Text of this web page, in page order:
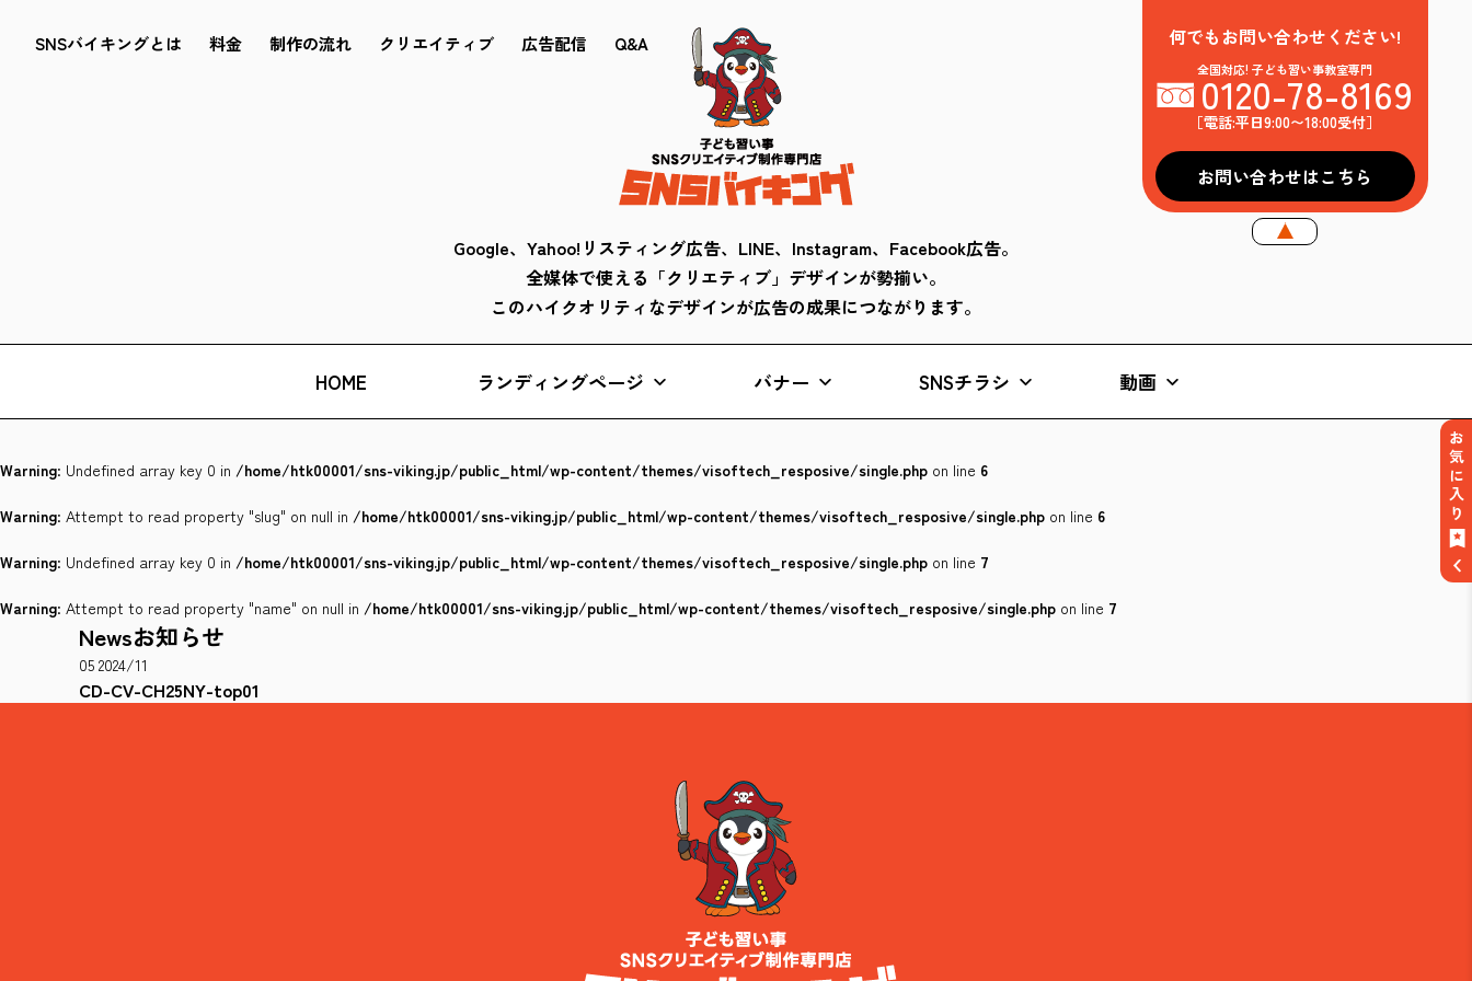
Google、Yahoo!リスティング広告、LINE、Instagram、Facebook広告。
全媒体で使える「クリエティブ」デザインが勢揃い。
このハイクオリティなデザインが広告の成果につながります。
SNSバイキングとは 料金 制作の流れ クリエイティブ 広告配信 Q&A 何でもお問い合わせください!
全国対応! 子ども習い事教室専門
0120-78-8169
［電話:平日9:00〜18:00受付］
お問い合わせはこちら
HOME ランディングページ バナー SNSチラシ 動画
Warning: Undefined array key 0 in /home/htk00001/sns-viking.jp/public_html/wp-content/themes/visoftech_resposive/single.php on line 6
Warning: Attempt to read property "slug" on null in /home/htk00001/sns-viking.jp/public_html/wp-content/themes/visoftech_resposive/single.php on line 6
Warning: Undefined array key 0 in /home/htk00001/sns-viking.jp/public_html/wp-content/themes/visoftech_resposive/single.php on line 7
Warning: Attempt to read property "name" on null in /home/htk00001/sns-viking.jp/public_html/wp-content/themes/visoftech_resposive/single.php on line 7
Newsお知らせ
05 2024/11
CD-CV-CH25NY-top01
お気に入り